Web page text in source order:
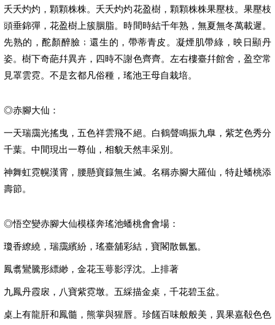
夭夭灼灼，顆顆株株。夭夭灼灼花盈樹，顆顆株株果壓枝。果壓枝
頭垂錦彈，花盈樹上簇胭脂。時間時結千年熟，無夏無冬萬載遲。
先熟的，酡顏醉臉﹔還生的，帶蒂青皮。凝煙肌帶綠，映日顯丹
姿。樹下奇葩幷異卉，四時不謝色齊齊。左右樓臺幷館舍，盈空常
見罩雲霓。不是玄都凡俗種，瑤池王母自栽培。
◎赤腳大仙：
一天瑞靄光搖曳，五色祥雲飛不絕。白鶴聲鳴振九臯，紫芝色秀分
千葉。中間現出一尊仙，相貌天然丰采別。
神舞虹霓幌漢霄，腰懸寶籙無生滅。名稱赤腳大羅仙，特赴蟠桃添
壽節。
◎悟空變赤腳大仙模樣奔瑤池蟠桃會會場：
瓊香繚繞，瑞靄繽紛，瑤臺舖彩結，寶閣散氤氳。
鳳翥鸞騰形縹緲，金花玉萼影浮沈。上排著
九鳳丹霞扆，八寶紫霓墩。五綵描金桌，千花碧玉盆。
桌上有龍肝和鳳髓，熊掌與猩唇。珍饈百味般般美，異果嘉殽色色